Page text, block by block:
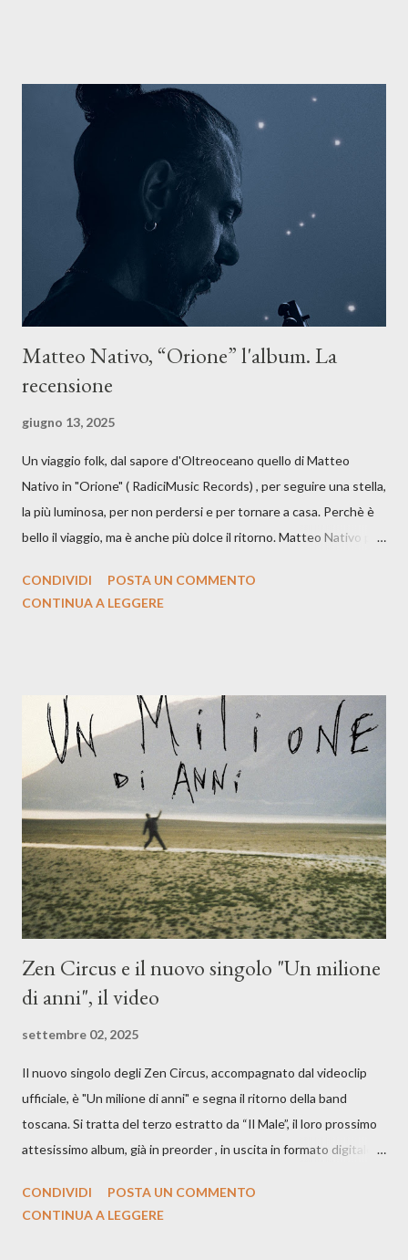
La canzone racconta la difficoltà di creare, e perfino di esistere,
sotto il peso della realtà. Ma lo fa cercando una via d’uscita, una
forma di assoluzione, nel vivere e nel suonare, nel trovare respiro
anche quando l’aria sembra farsi più densa. Il brano è anche una
dichiarazione d’intenti: Cico Messina apre il suo nuovo percorso
artistico con una composizi...
Matteo Nativo, “Orione” l'album. La
recensione
giugno 13, 2025
Un viaggio folk, dal sapore d'Oltreoceano quello di Matteo
Nativo in "Orione" ( RadiciMusic Records) , per seguire una stella,
la più luminosa, per non perdersi e per tornare a casa. Perchè è
bello il viaggio, ma è anche più dolce il ritorno. Matteo Nativo per
indubbiamente matura e consapevole oltre che con ottimi
Dicevamo. Ed è da qui che il nostro inizia questo concept
musicale, con " Che ora è" , raccontando la separazione dalla
moglie, del senso di sconfitta e del caldo afoso che opprime,
giusta condizione di sopraffazione: "Non so che ora è, che giorno
è, di questa estate che...". E' raro fare uscire come singolo una
cover, ma...
CONDIVIDI
POSTA UN COMMENTO
CONTINUA A LEGGERE
Zen Circus e il nuovo singolo "Un milione
di anni", il video
settembre 02, 2025
Il nuovo singolo degli Zen Circus, accompagnato dal videoclip
ufficiale, è "Un milione di anni" e segna il ritorno della band
toscana. Si tratta del terzo estratto da “Il Male”, il loro prossimo
attesissimo album, già in preorder , in uscita in formato digitale il
Records. GUARDA IL VIDEO: CREDITI Produced by A71
CONDIVIDI
POSTA UN COMMENTO
CONTINUA A LEGGERE